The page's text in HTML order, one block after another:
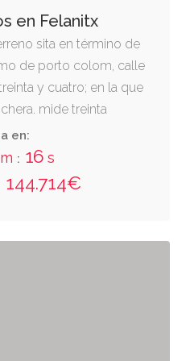
en Felanitx
sita en término de
de porto colom, calle
y cuatro; en la que
mide treinta
sesenta de longitud o
setenta y cuatro
linda, por norte, con
por sur, con matías
se halla inscrita en el
en:
m : 16 s
144.714€